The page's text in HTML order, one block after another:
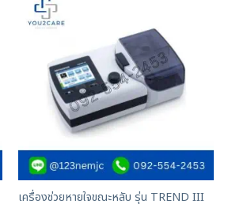
เครื่องช่วยหายใจขณะหลับ รุ่น TREND III